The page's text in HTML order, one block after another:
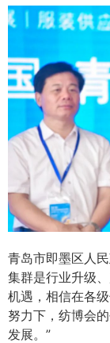
青岛市即墨区人
集群是行业升级
机遇，相信在各
努力下，纺博会
发展。”